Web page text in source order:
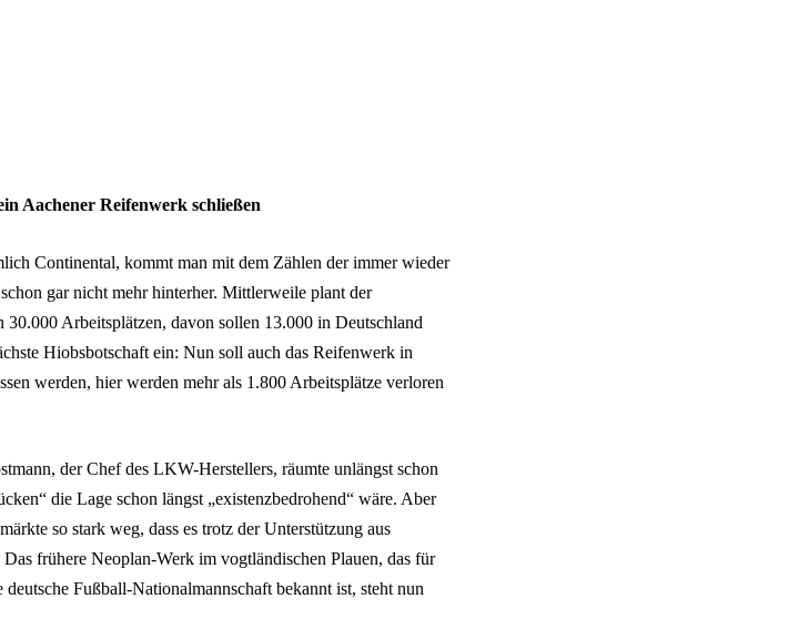
Aachener Reifenwerk schließen
Continental, kommt man mit dem Zählen der immer wieder
gar nicht mehr hinterher. Mittlerweile plant der
Arbeitsplätzen, davon sollen 13.000 in Deutschland
Hiobsbotschaft ein: Nun soll auch das Reifenwerk in
werden, hier werden mehr als 1.800 Arbeitsplätze verloren
der Chef des LKW-Herstellers, räumte unlängst schon
die Lage schon längst „existenzbedrohend“ wäre. Aber
so stark weg, dass es trotz der Unterstützung aus
frühere Neoplan-Werk im vogtländischen Plauen, das für
Fußball-Nationalmannschaft bekannt ist, steht nun